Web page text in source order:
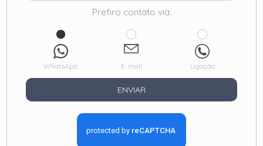
Prefiro contato via:
WhatsApp E-mail Ligação
ENVIAR